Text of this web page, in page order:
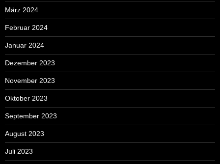
März 2024
Februar 2024
Januar 2024
Dezember 2023
November 2023
Oktober 2023
September 2023
August 2023
Juli 2023